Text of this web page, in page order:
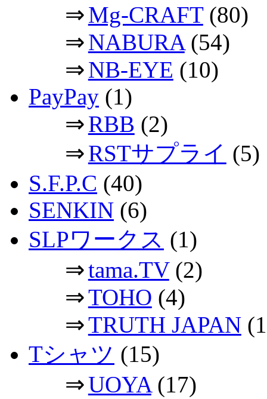
⇒Mg-CRAFT(80)
⇒NABURA(54)
⇒NB-EYE (10)
PayPay (1)
⇒RBB (2)
⇒RSTサプライ (5)
S.F.P.C (40)
SENKIN (6)
SLPワークス (1)
⇒tama.TV(2)
⇒TOHO (4)
⇒TRUTH JAPAN
Tシャツ (15)
⇒UOYA(17)